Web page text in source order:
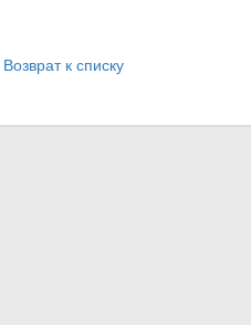
Возврат к списку